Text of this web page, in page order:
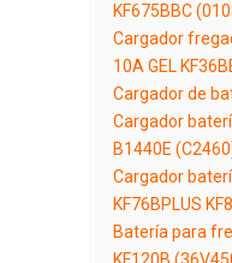
KF675BBC
Cargador
10A GEL
Cargador de
Cargador
B1440E
Cargador
KF76BPLUS
Batería para